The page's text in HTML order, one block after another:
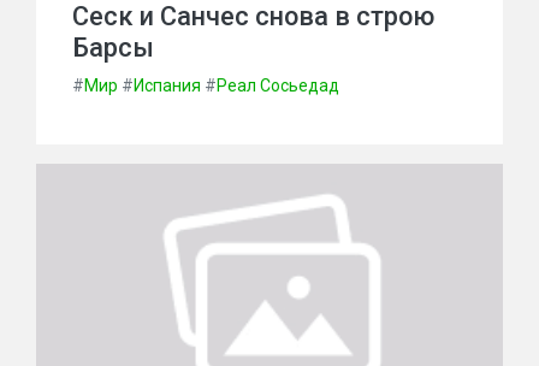
Сеск и Санчес снова в строю
Барсы
#Мир #Испания #Реал Сосьедад